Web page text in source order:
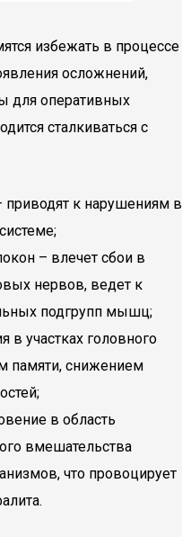
избежать в процессе
осложнений,
для оперативных
сталкиваться с
к нарушениям в
– влечет сбои в
нервов, ведет к
подгрупп мышц;
в участках головного
памяти, снижением
в область
вмешательства
что провоцирует